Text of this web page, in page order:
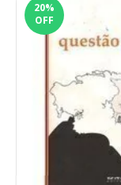
20%
OFF